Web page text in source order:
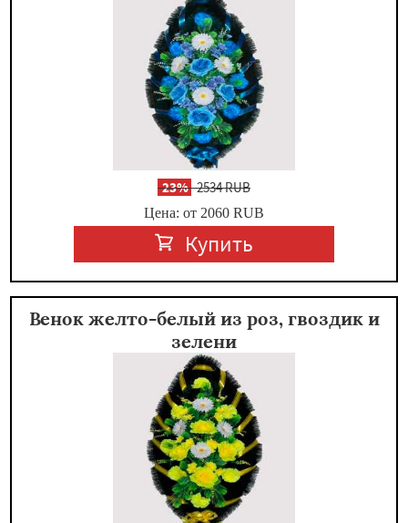
-23%2534 RUB
Цена: от 2060 RUB
Купить
Венок желто-белый из роз, гвоздик и
зелени